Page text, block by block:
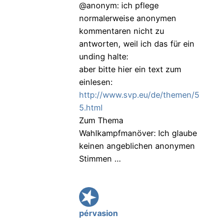
@anonym: ich pflege
normalerweise anonymen
kommentaren nicht zu
antworten, weil ich das für ein
unding halte:
aber bitte hier ein text zum
einlesen:
http://www.svp.eu/de/themen/5
5.html
Zum Thema
Wahlkampfmanöver: Ich glaube
keinen angeblichen anonymen
Stimmen …
pérvasion